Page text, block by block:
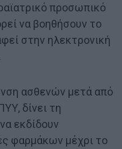
προσωπικό
να βοηθήσουν το
στην ηλεκτρονική
ασθενών μετά από
δίνει τη
εκδίδουν
φαρμάκων μέχρι το